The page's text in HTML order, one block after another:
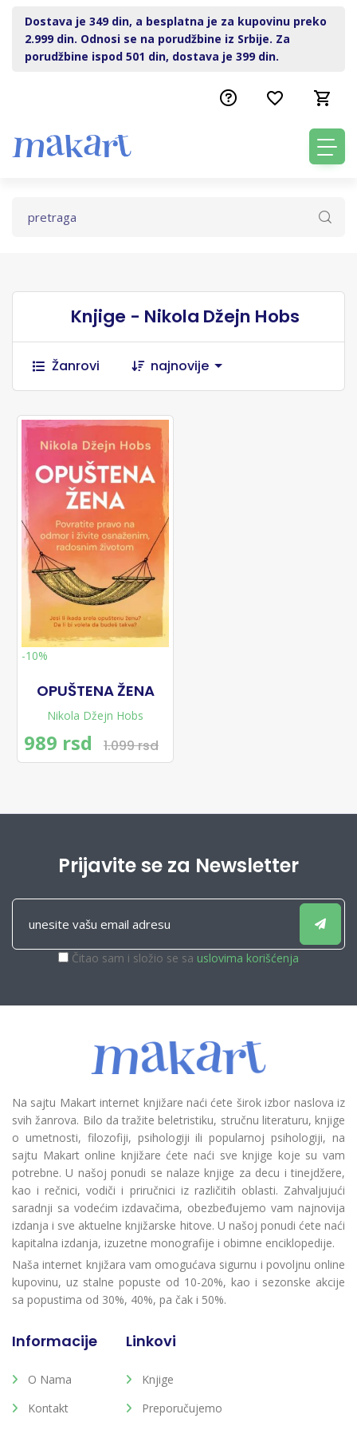
Dostava je 349 din, a besplatna je za kupovinu preko
2.999 din. Odnosi se na porudžbine iz Srbije. Za
porudžbine ispod 501 din, dostava je 399 din.
Knjige - Nikola Džejn Hobs
Žanrovi najnovije
-10%
OPUŠTENA ŽENA
Nikola Džejn Hobs
989 rsd 1.099 rsd
Prijavite se za Newsletter
Čitao sam i složio se sa uslovima korišćenja
Na sajtu Makart internet knjižare naći ćete širok izbor naslova iz
svih žanrova. Bilo da tražite beletristiku, stručnu literaturu, knjige
o umetnosti, filozofiji, psihologiji ili popularnoj psihologiji, na
sajtu Makart online knjižare ćete naći sve knjige koje su vam
potrebne. U našoj ponudi se nalaze knjige za decu i tinejdžere,
kao i rečnici, vodiči i priručnici iz različitih oblasti. Zahvaljujući
saradnji sa vodećim izdavačima, obezbeđujemo vam najnovija
izdanja i sve aktuelne knjižarske hitove. U našoj ponudi ćete naći
kapitalna izdanja, izuzetne monografije i obimne enciklopedije.
Naša internet knjižara vam omogućava sigurnu i povoljnu online
kupovinu, uz stalne popuste od 10-20%, kao i sezonske akcije
sa popustima od 30%, 40%, pa čak i 50%.
Informacije
O Nama
Kontakt
Linkovi
Knjige
Preporučujemo